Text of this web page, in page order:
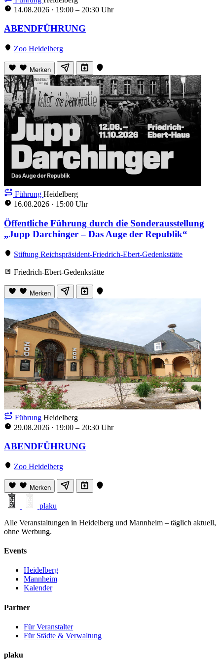
14.08.2026 · 19:00 – 20:30 Uhr
ABENDFÜHRUNG
Zoo Heidelberg
Merken
Führung Heidelberg
16.08.2026 · 15:00 Uhr
Öffentliche Führung durch die Sonderausstellung
„Jupp Darchinger – Das Auge der Republik“
Stiftung Reichspräsident-Friedrich-Ebert-Gedenkstätte
Friedrich-Ebert-Gedenkstätte
Merken
Führung Heidelberg
29.08.2026 · 19:00 – 20:30 Uhr
ABENDFÜHRUNG
Zoo Heidelberg
Merken
plaku
Alle Veranstaltungen in Heidelberg und Mannheim – täglich aktuell,
ohne Werbung.
Events
Heidelberg
Mannheim
Kalender
Partner
Für Veranstalter
Für Städte & Verwaltung
plaku